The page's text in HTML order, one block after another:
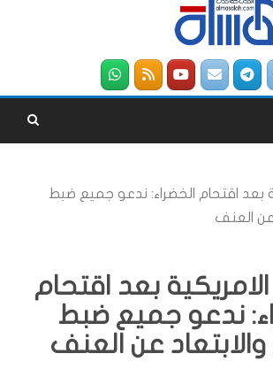
بعد اقتحام الخضراء: ندعو جميع ضبط
عن العنف
الامريكية بعد اقتحام
ندعو جميع ضبط
عن العنف